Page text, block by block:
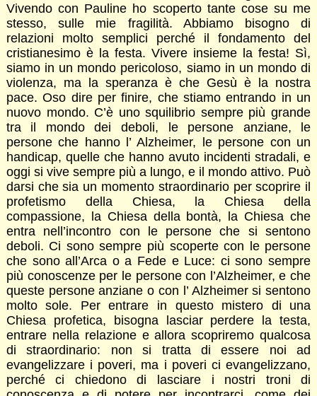
Vivendo con Pauline ho scoperto tante cose su me
stesso, sulle mie fragilità. Abbiamo bisogno di
relazioni molto semplici perché il fondamento del
cristianesimo è la festa. Vivere insieme la festa! Sì,
siamo in un mondo pericoloso, siamo in un mondo di
violenza, ma la speranza è che Gesù è la nostra
pace. Oso dire per finire, che stiamo entrando in un
nuovo mondo. C’è uno squilibrio sempre più grande
tra il mondo dei deboli, le persone anziane, le
persone che hanno l’ Alzheimer, le persone con un
handicap, quelle che hanno avuto incidenti stradali, e
oggi si vive sempre più a lungo, e il mondo attivo. Può
darsi che sia un momento straordinario per scoprire il
profetismo della Chiesa, la Chiesa della
compassione, la Chiesa della bontà, la Chiesa che
entra nell’incontro con le persone che si sentono
deboli. Ci sono sempre più scoperte con le persone
che sono all’Arca o a Fede e Luce: ci sono sempre
più conoscenze per le persone con l’Alzheimer, e che
queste persone anziane o con l’ Alzheimer si sentono
molto sole. Per entrare in questo mistero di una
Chiesa profetica, bisogna lasciar perdere la testa,
entrare nella relazione e allora scopriremo qualcosa
di straordinario: non si tratta di essere noi ad
evangelizzare i poveri, ma i poveri ci evangelizzano,
perché ci chiedono di lasciare i nostri troni di